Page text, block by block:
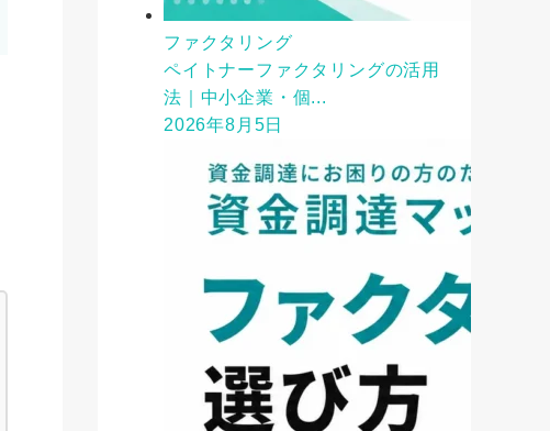
ファクタリング
ペイトナーファクタリングの活用
法｜中小企業・個...
2026年8月5日